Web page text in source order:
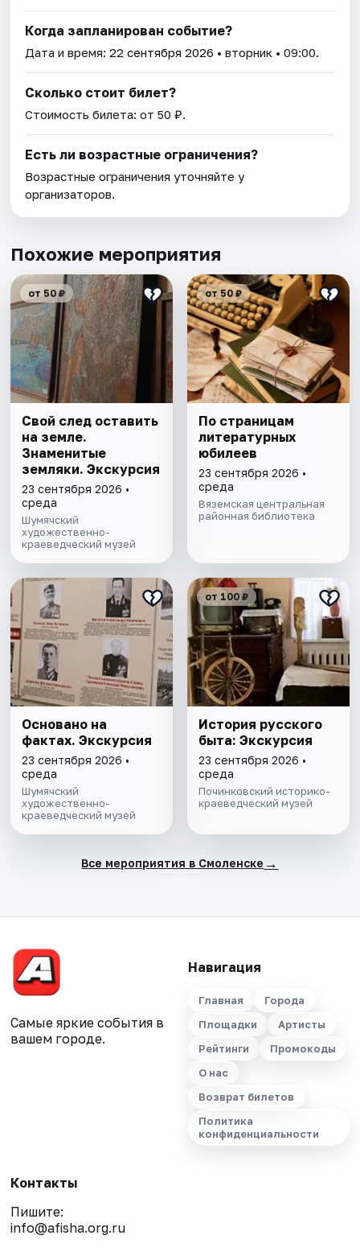
Когда запланирован событие?
Дата и время:22 сентября 2026 • вторник • 09:00.
Сколько стоит билет?
Стоимость билета: от 50 ₽.
Есть ли возрастные ограничения?
Возрастные ограничения уточняйте у
организаторов.
Похожие мероприятия
от 50 ₽
Свой след оставить
на земле.
Знаменитые
земляки. Экскурсия
23 сентября 2026 •
среда
Шумячский
художественно-
краеведческий музей
от 50 ₽
По страницам
литературных
юбилеев
23 сентября 2026 •
среда
Вяземская центральная
районная библиотека
Основано на
фактах. Экскурсия
23 сентября 2026 •
среда
Шумячский
художественно-
краеведческий музей
от 100 ₽
История русского
быта: Экскурсия
23 сентября 2026 •
среда
Починковский историко-
краеведческий музей
Все мероприятия в Смоленске →
Самые яркие события в
вашем городе.
Навигация
Главная
Города
Площадки
Артисты
Рейтинги
Промокоды
О нас
Возврат билетов
Политика
конфиденциальности
Контакты
Пишите:
info@afisha.org.ru